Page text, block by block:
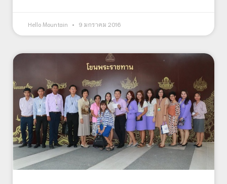
Hello Mountain 9 มกราคม 2016